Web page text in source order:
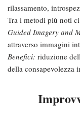
rilassamento,
Tra i metodi più noti
Guided Imagery and
attraverso immagini
Benefici: riduzione
della consapevolezza